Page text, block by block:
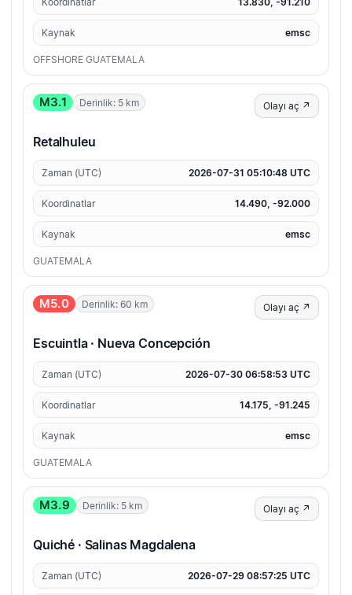
Kaynak emsc
OFFSHORE GUATEMALA
M3.1 Derinlik: 5 km Olayı aç ↗
Retalhuleu
Zaman (UTC) 2026-07-31 05:10:48 UTC
Koordinatlar 14.490, -92.000
Kaynak emsc
GUATEMALA
M5.0 Derinlik: 60 km Olayı aç ↗
Escuintla · Nueva Concepción
Zaman (UTC) 2026-07-30 06:58:53 UTC
Koordinatlar 14.175, -91.245
Kaynak emsc
GUATEMALA
M3.9 Derinlik: 5 km Olayı aç ↗
Quiché · Salinas Magdalena
Zaman (UTC) 2026-07-29 08:57:25 UTC